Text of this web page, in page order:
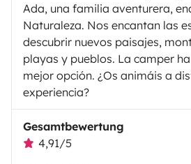
Ada, una familia aventurera,
Naturaleza. Nos encantan las
descubrir nuevos paisajes,
playas y pueblos. La camper
mejor opción. ¿Os animáis a
experiencia?
Gesamtbewertung
4,91/5